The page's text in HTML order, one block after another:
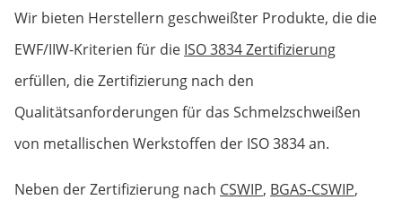
Wir bieten Herstellern geschweißter Produkte, die die
EWF/IIW-Kriterien für die ISO 3834 Zertifizierung
erfüllen, die Zertifizierung nach den
Qualitätsanforderungen für das Schmelzschweißen
von metallischen Werkstoffen der ISO 3834 an.
Neben der Zertifizierung nach CSWIP, BGAS-CSWIP,